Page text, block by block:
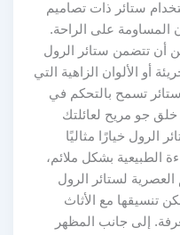
ستائر ذات تصاميم
على الراحة.
تتضمن ستائر الرول
أو الألوان الزاهية التي
تسمح بالتحكم في
جو مريح لعائلتك
خيارًا مثاليًا
بشكل ملائم،
لستائر الرول
مع الأثاث
إلى جانب المظهر